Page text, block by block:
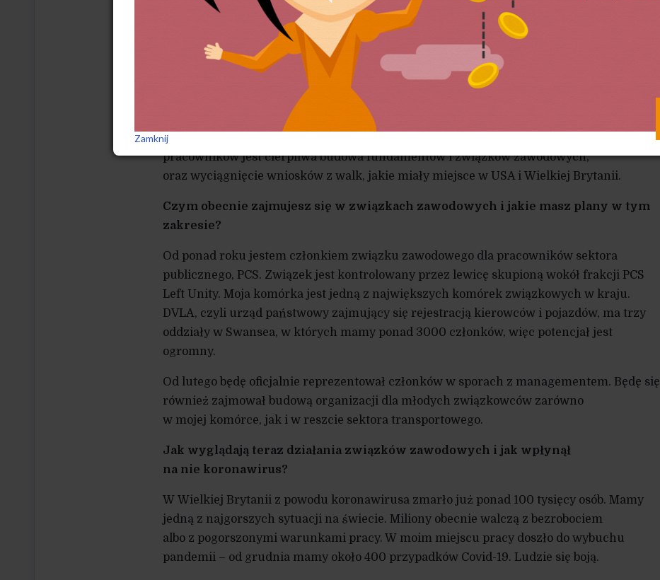
nie więcej niż 10 restauracji, a zorganizowały się one wokół BFAWU. Chęć strajku
bez wątpienia istniała w wielu innych miejscach, ale trudno przezwyciężyć pracownikom
bez doświadczenia związkowego groźby ze strony menedżerów. Mimo tego, McDonald’s
poddał się strajkowi i podwyższył płacę minimalną. Do przełomowych strajków doszło
również w restauracjach Wetherspoons i TGI Fridays.
W Polsce podobne sytuacje są nieuniknione. Kryzys związany z koronawirusem
całkowicie zmienia świadomość milionów pracowników. Zadaniem lewicowych
pracowników jest cierpliwa budowa fundamentów i związków zawodowych,
oraz wyciągnięcie wniosków z walk, jakie miały miejsce w USA i Wielkiej Brytanii.
Czym obecnie zajmujesz się w związkach zawodowych i jakie masz plany w tym
zakresie?
Od ponad roku jestem członkiem związku zawodowego dla pracowników sektora
publicznego, PCS. Związek jest kontrolowany przez lewicę skupioną wokół frakcji PCS
Left Unity. Moja komórka jest jedną z największych komórek związkowych w kraju.
DVLA, czyli urząd państwowy zajmujący się rejestracją kierowców i pojazdów, ma trzy
oddziały w Swansea, w których mamy ponad 3000 członków, więc potencjał jest
ogromny.
Od lutego będę oficjalnie reprezentował członków w sporach z managementem. Będę się
również zajmował budową organizacji dla młodych związkowców zarówno
w mojej komórce, jak i w reszcie sektora transportowego.
Jak wyglądają teraz działania związków zawodowych i jak wpłynął
na nie koronawirus?
W Wielkiej Brytanii z powodu koronawirusa zmarło już ponad 100 tysięcy osób. Mamy
jedną z najgorszych sytuacji na świecie. Miliony obecnie walczą z bezrobociem
albo z pogorszonymi warunkami pracy. W moim miejscu pracy doszło do wybuchu
pandemii – od grudnia mamy około 400 przypadków Covid-19. Ludzie się boją.
Zamknij